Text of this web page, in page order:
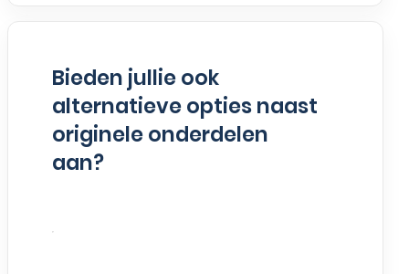
Bieden jullie ook
alternatieve opties naast
originele onderdelen
aan?